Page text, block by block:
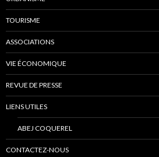
TOURISME
ASSOCIATIONS
VIE ÉCONOMIQUE
REVUE DE PRESSE
LIENS UTILES
ABEJ COQUEREL
CONTACTEZ-NOUS